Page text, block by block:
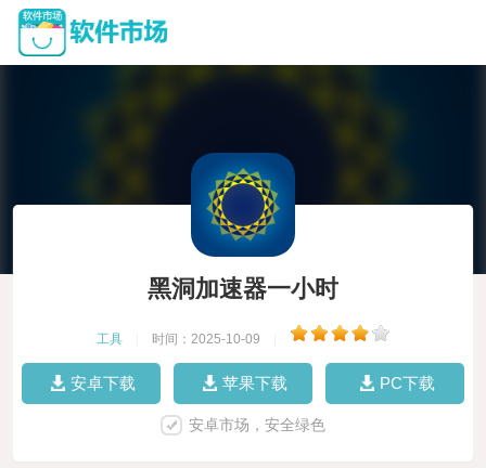
黑洞加速器一小时
工具 时间：2025-10-09
安卓下载 苹果下载 PC下载
安卓市场，安全绿色